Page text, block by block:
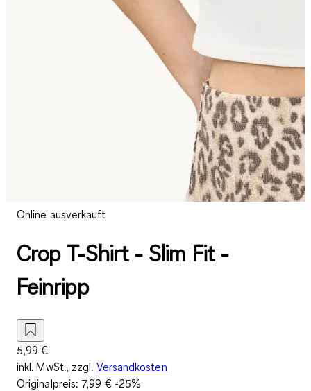
Online ausverkauft
Crop T-Shirt - Slim Fit -
Feinripp
5,99 €
inkl. MwSt., zzgl. Versandkosten
Originalpreis: 7,99 €-25%